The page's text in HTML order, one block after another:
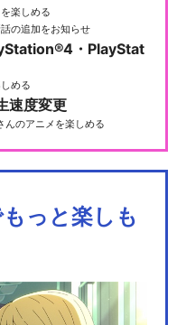
楽しめる
の追加をお知らせ
・PlayStat
める
速度変更
んのアニメを楽しめる
っと楽しも